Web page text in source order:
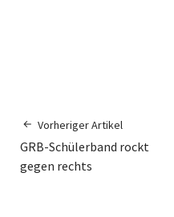
Vorheriger Artikel
GRB-Schülerband rockt
gegen rechts